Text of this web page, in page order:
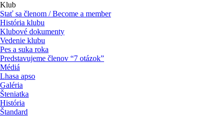
Klub
Stať sa členom / Become a member
História klubu
Klubové dokumenty
Vedenie klubu
Pes a suka roka
Predstavujeme členov “7 otázok”
Médiá
Lhasa apso
Galéria
Šteniatka
História
Štandard